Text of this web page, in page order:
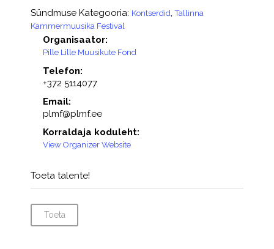
Sündmuse Kategooria: Kontserdid,Tallinna
Kammermuusika Festival
Organisaator:
Pille Lille Muusikute Fond
Telefon:
+372 5114077
Email:
plmf@plmf.ee
Korraldaja koduleht:
View Organizer Website
Toeta talente!
Toeta